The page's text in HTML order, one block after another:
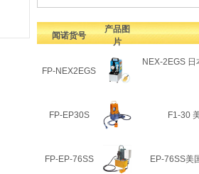
闻诺货号
产品图
片
FP-NEX2EGS
NEX-2EGS
FP-EP30S F1-30
FP-EP-76SS EP-76SS美